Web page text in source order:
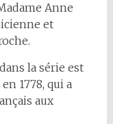
Anne
et
la série est
1778, qui a
aux